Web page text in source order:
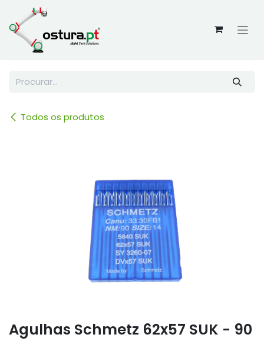
Skip to Content
Todos os produtos
Agulhas Schmetz 62x57 SUK - 90